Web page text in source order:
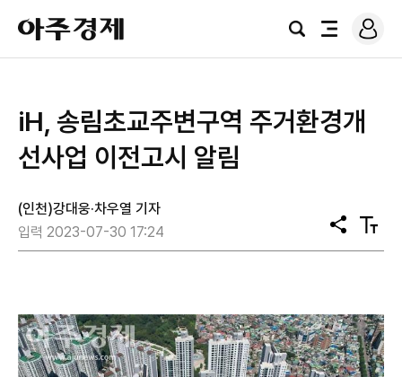
아
주
경
검
전
로
그
iH, 송림초교주변구역 주거환경개
선사업 이전고시 알림
(인천)강대웅·차우열 기자
입력 2023-07-30 17:24
공
유
텍
스